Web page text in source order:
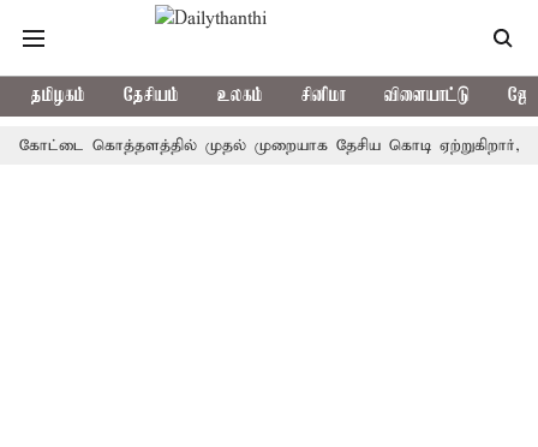
தமிழகம் தேசியம் உலகம் சினிமா விளையாட்டு
கொத்தளத்தில் முதல் முறையாக தேசிய கொடி ஏற்றுகிறார், முதல்-